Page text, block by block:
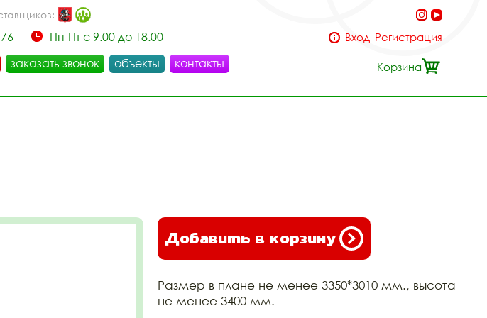
Пн-Пт с 9.00 до 18.00
заказать звонок объекты контакты
Вход Регистрация
Корзина
Добавить в корзину
Размер в плане не менее 3350*3010 мм., высота
не менее 3400 мм.